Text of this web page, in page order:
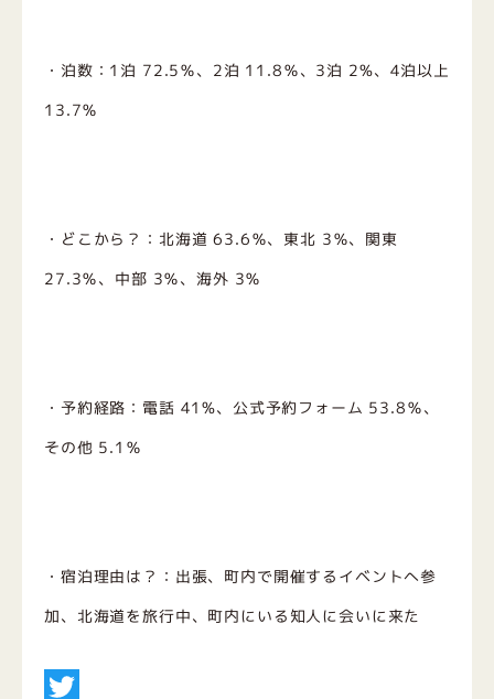
・泊数：1泊 72.5％、2泊 11.8％、3泊 2%、4泊以上
13.7％
・どこから？：北海道 63.6％、東北 3％、関東
27.3％、中部 3％、海外 3％
・予約経路：電話 41%、公式予約フォーム 53.8％、
その他 5.1％
・宿泊理由は？：出張、町内で開催するイベントへ参
加、北海道を旅行中、町内にいる知人に会いに来た